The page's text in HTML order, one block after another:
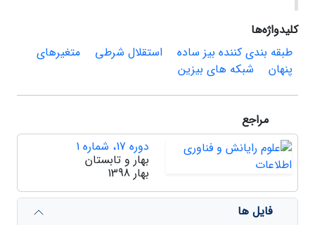
کلیدواژه‌ها
طبقه بندی کننده بیز ساده
استقلال شرطی
متغیرهای
پنهان
شبکه های بیزین
مراجع
دوره 17، شماره 1
بهار و تابستان
بهار 1398
فایل ها